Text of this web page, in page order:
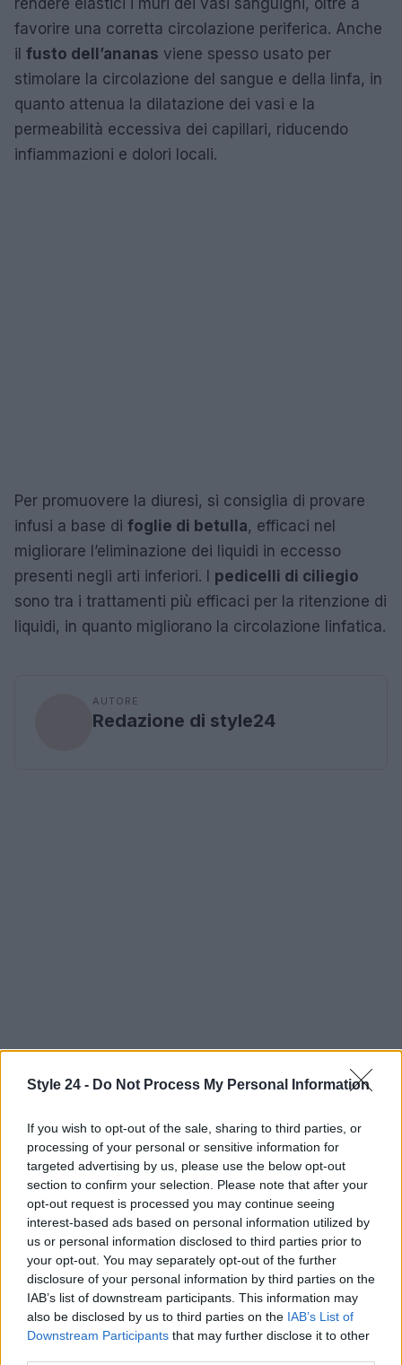
Style 24 - Do Not Process My Personal Information
If you wish to opt-out of the sale, sharing to third parties, or
processing of your personal or sensitive information for
targeted advertising by us, please use the below opt-out
section to confirm your selection. Please note that after your
opt-out request is processed you may continue seeing
interest-based ads based on personal information utilized by
us or personal information disclosed to third parties prior to
your opt-out. You may separately opt-out of the further
disclosure of your personal information by third parties on the
IAB’s list of downstream participants. This information may
also be disclosed by us to third parties on the IAB’s List of
Downstream Participants that may further disclose it to other
rendere elastici i muri dei vasi sanguigni, oltre a
favorire una corretta circolazione periferica. Anche
il fusto dell’ananas viene spesso usato per
stimolare la circolazione del sangue e della linfa, in
quanto attenua la dilatazione dei vasi e la
permeabilità eccessiva dei capillari, riducendo
infiammazioni e dolori locali.
Per promuovere la diuresi, si consiglia di provare
infusi a base di foglie di betulla, efficaci nel
migliorare l’eliminazione dei liquidi in eccesso
presenti negli arti inferiori. I pedicelli di ciliegio
sono tra i trattamenti più efficaci per la ritenzione di
liquidi, in quanto migliorano la circolazione linfatica.
AUTORE
Redazione di style24
Continua a leggere